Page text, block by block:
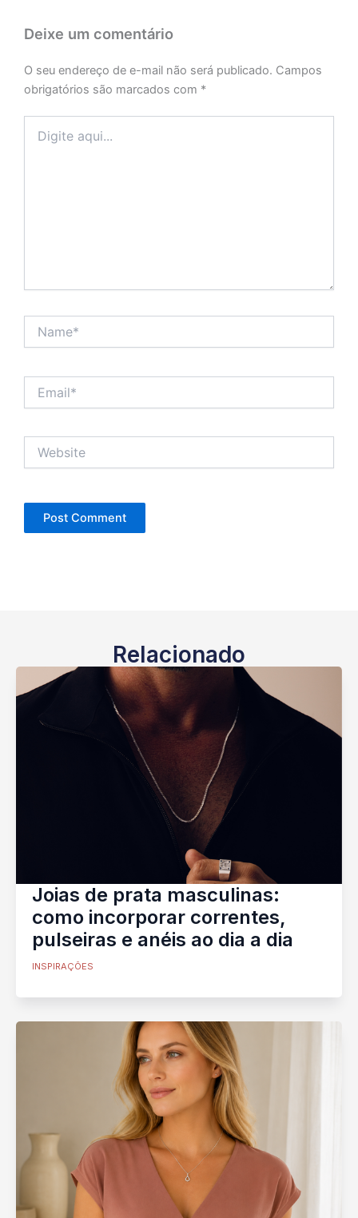
Deixe um comentário
O seu endereço de e-mail não será publicado. Campos
obrigatórios são marcados com *
aqui...
Relacionado
Joias de prata masculinas:
como incorporar correntes,
pulseiras e anéis ao dia a dia
INSPIRAÇÕES